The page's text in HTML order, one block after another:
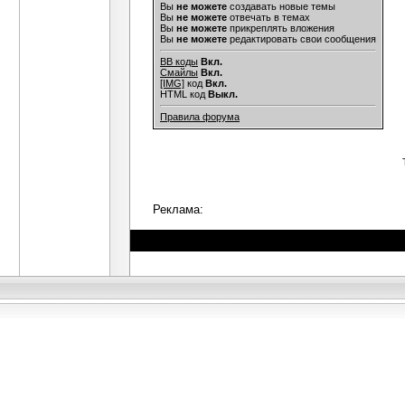
Вы не можете создавать новые темы
Вы не можете отвечать в темах
Вы не можете прикреплять вложения
Вы не можете редактировать свои сообщения
BB коды Вкл.
Смайлы Вкл.
[IMG] код Вкл.
HTML код Выкл.
Правила форума
Реклама: